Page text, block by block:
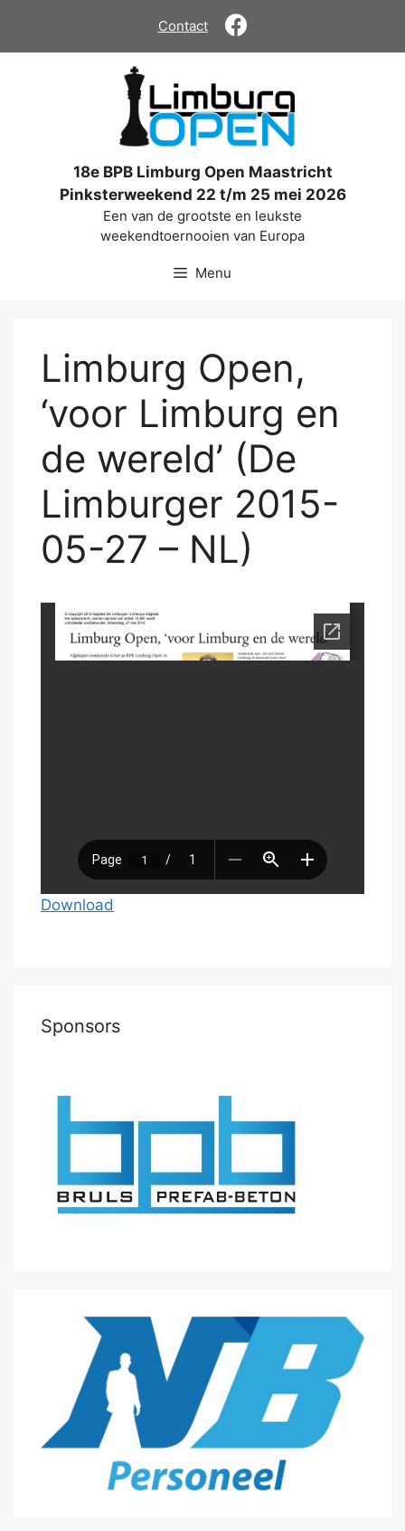
de
Contact
18e BPB Limburg Open Maastricht
Pinksterweekend 22 t/m 25 mei 2026
Een van de grootste en leukste
weekendtoernooien van Europa
Menu
Limburg Open,
‘voor Limburg en
de wereld’ (De
Limburger 2015-
05-27 – NL)
Download
Sponsors